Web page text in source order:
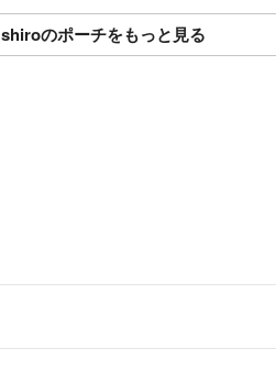
shiroのポーチをもっと見る